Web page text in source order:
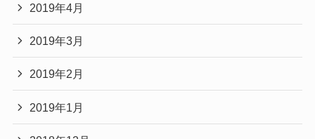
2019年4月
2019年3月
2019年2月
2019年1月